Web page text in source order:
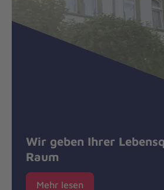
Wir geben Ihrer
Raum
Mehr lesen